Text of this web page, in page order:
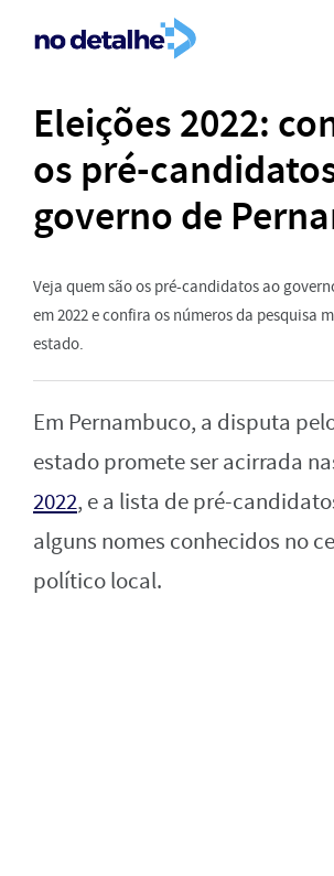
Eleições 2022:
os pré-
governo de
Veja quem são os pré-candidatos ao
em 2022 e confira os números da pesquisa
estado.
Em Pernambuco, a disputa
estado promete ser acirrada
2022, e a lista de pré-
alguns nomes conhecidos no
político local.